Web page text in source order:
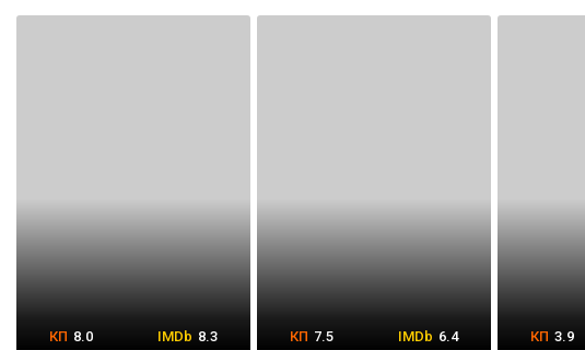
8.0 8.3 7.5 6.4 3.9